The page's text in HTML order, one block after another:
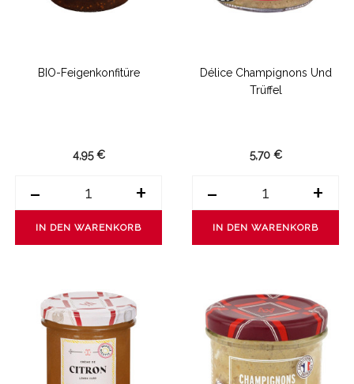
BIO-Feigenkonfitüre
4,95 €
- +
IN DEN WARENKORB
Délice Champignons Und
Trüffel
5,70 €
- +
IN DEN WARENKORB